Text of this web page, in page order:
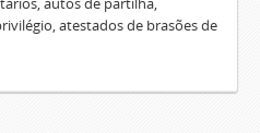
atestados de brasões de